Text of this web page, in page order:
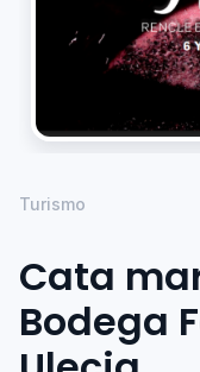
Turismo
Cata
Bodega